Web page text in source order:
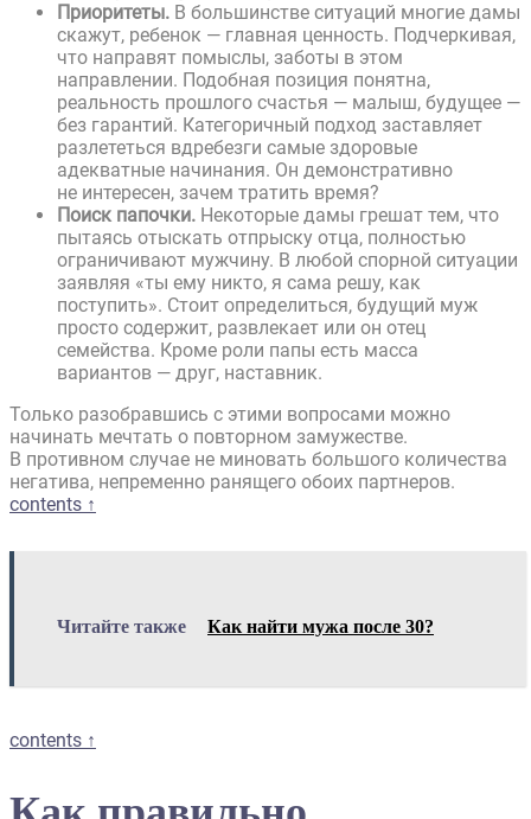
Приоритеты. В большинстве ситуаций многие дамы
скажут, ребенок — главная ценность. Подчеркивая,
что направят помыслы, заботы в этом
направлении. Подобная позиция понятна,
реальность прошлого счастья — малыш, будущее —
без гарантий. Категоричный подход заставляет
разлететься вдребезги самые здоровые
адекватные начинания. Он демонстративно
не интересен, зачем тратить время?
Поиск папочки. Некоторые дамы грешат тем, что
пытаясь отыскать отпрыску отца, полностью
ограничивают мужчину. В любой спорной ситуации
заявляя «ты ему никто, я сама решу, как
поступить». Стоит определиться, будущий муж
просто содержит, развлекает или он отец
семейства. Кроме роли папы есть масса
вариантов — друг, наставник.
Только разобравшись с этими вопросами можно
начинать мечтать о повторном замужестве.
В противном случае не миновать большого количества
негатива, непременно ранящего обоих партнеров.
contents ↑
Читайте также Как найти мужа после 30?
contents ↑